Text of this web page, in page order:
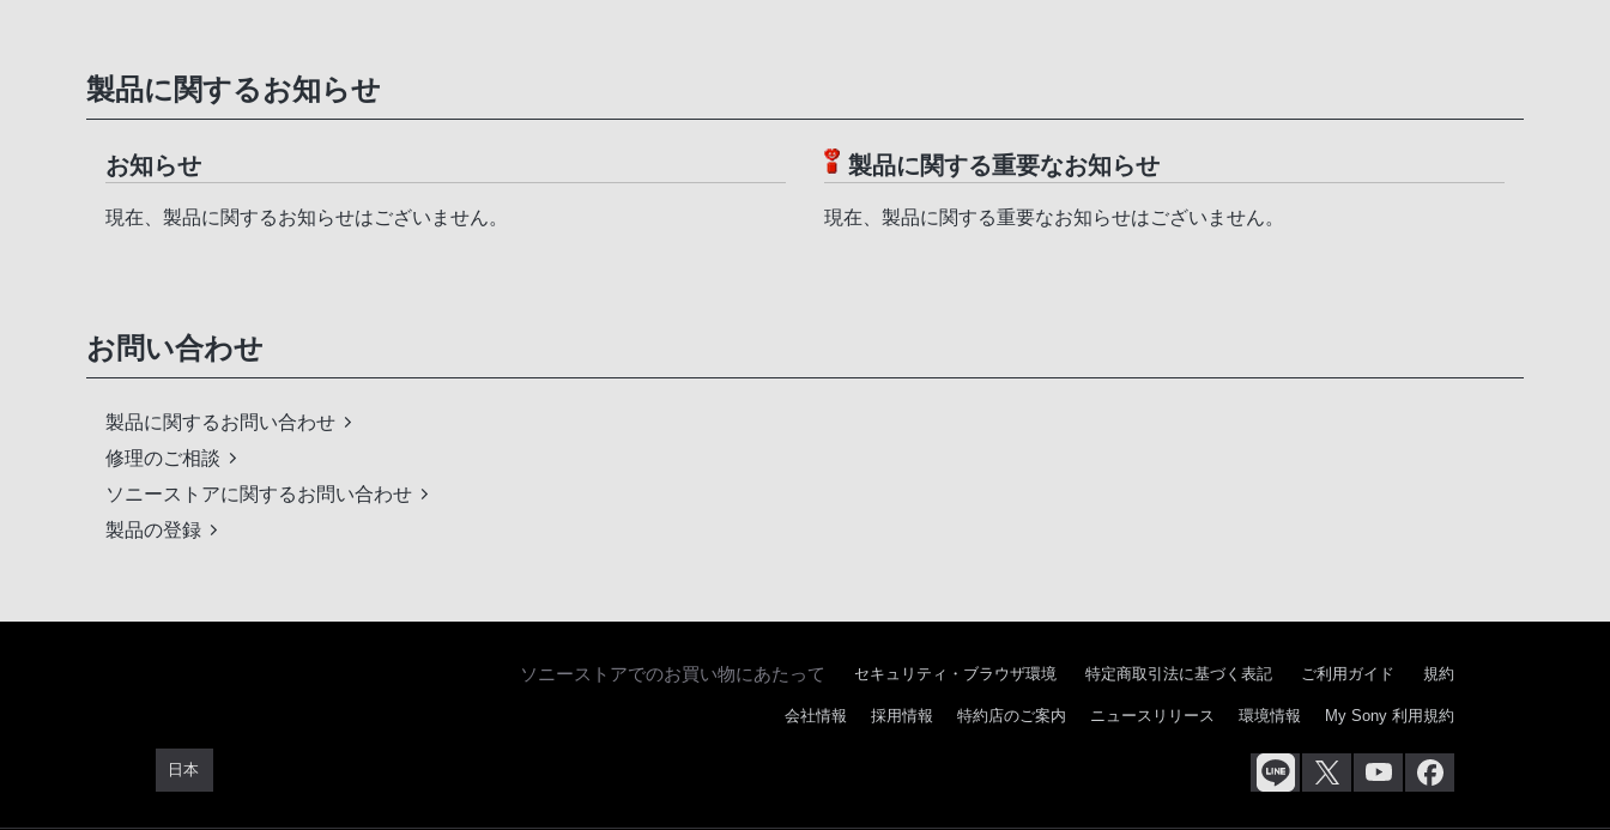
製品に関するお知らせ
お知らせ
現在、製品に関するお知らせはございません。
製品に関する重要なお知らせ
現在、製品に関する重要なお知らせはございません。
お問い合わせ
製品に関するお問い合わせ
修理のご相談
ソニーストアに関するお問い合わせ
製品の登録
ソニーストアでのお買い物にあたって セキュリティ・ブラウザ環境 特定商取引法に基づく表記 ご利用ガイド 規約
日本
会社情報 採用情報 特約店のご案内 ニュースリリース 環境情報 My Sony 利用規約